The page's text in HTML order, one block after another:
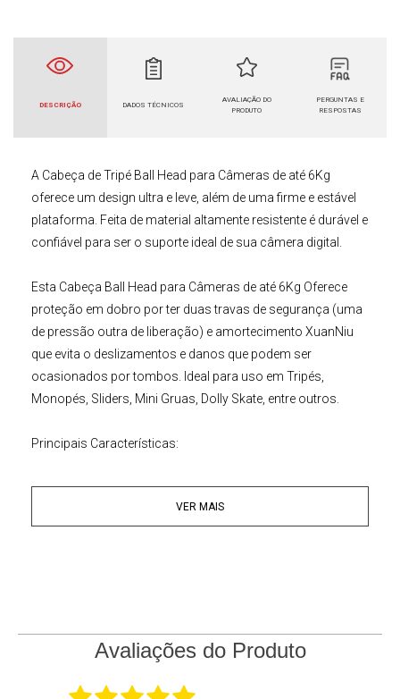
DESCRIÇÃO DADOS TÉCNICOS
AVALIAÇÃO DO
PRODUTO
PERGUNTAS E
RESPOSTAS
A Cabeça de Tripé Ball Head para Câmeras de até 6Kg
oferece um design ultra e leve, além de uma firme e estável
plataforma. Feita de material altamente resistente é durável e
confiável para ser o suporte ideal de sua câmera digital.
Esta Cabeça Ball Head para Câmeras de até 6Kg Oferece
proteção em dobro por ter duas travas de segurança (uma
de pressão outra de liberação) e amortecimento XuanNiu
que evita o deslizamentos e danos que podem ser
ocasionados por tombos. Ideal para uso em Tripés
Monopés, Sliders, Mini Gruas, Dolly Skate, entre outros.
Principais Características:
• Resistente e durável
• Parafuso 1/4" (Encaixe da Câmera)
VER MAIS
Avaliações do Produto